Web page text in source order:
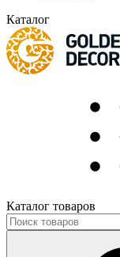
Каталог
Каталог товаров